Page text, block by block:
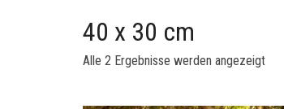
40 x 30 cm
Alle 2 Ergebnisse werden angezeigtNach